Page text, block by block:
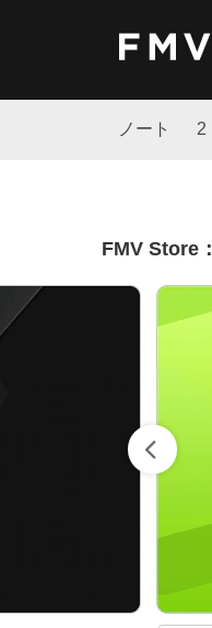
ノート 2
FMV Store